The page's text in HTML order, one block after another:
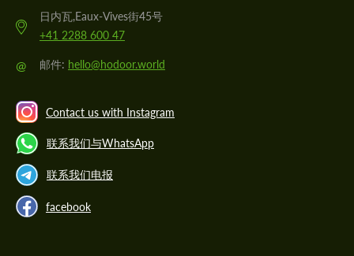
日内瓦,Eaux-Vives街45号
+41 2288 600 47
@ 邮件: hello@hodoor.world
Contact us with Instagram
联系我们与WhatsApp
联系我们电报
facebook